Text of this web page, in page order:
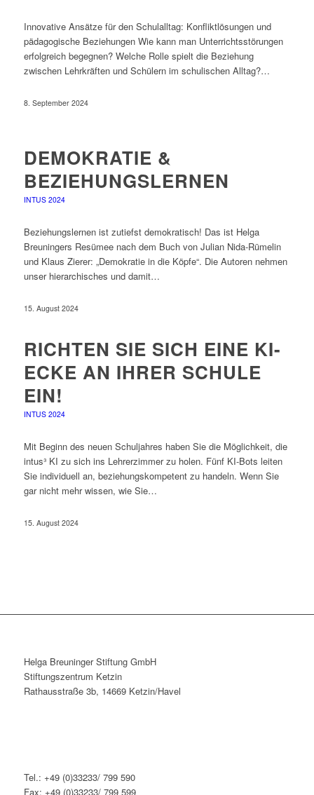
Innovative Ansätze für den Schulalltag: Konfliktlösungen und
pädagogische Beziehungen Wie kann man Unterrichtsstörungen
erfolgreich begegnen? Welche Rolle spielt die Beziehung
zwischen Lehrkräften und Schülern im schulischen Alltag?…
8. September 2024
DEMOKRATIE &
BEZIEHUNGSLERNEN
INTUS 2024
Beziehungslernen ist zutiefst demokratisch! Das ist Helga
Breuningers Resümee nach dem Buch von Julian Nida-Rümelin
und Klaus Zierer: „Demokratie in die Köpfe“. Die Autoren nehmen
unser hierarchisches und damit…
15. August 2024
RICHTEN SIE SICH EINE KI-
ECKE AN IHRER SCHULE
EIN!
INTUS 2024
Mit Beginn des neuen Schuljahres haben Sie die Möglichkeit, die
intus³ KI zu sich ins Lehrerzimmer zu holen. Fünf KI-Bots leiten
Sie individuell an, beziehungskompetent zu handeln. Wenn Sie
gar nicht mehr wissen, wie Sie…
15. August 2024
Helga Breuninger Stiftung GmbH
Stiftungszentrum Ketzin
Rathausstraße 3b, 14669 Ketzin/Havel
Tel.: +49 (0)33233/ 799 590
Fax: +49 (0)33233/ 799 599